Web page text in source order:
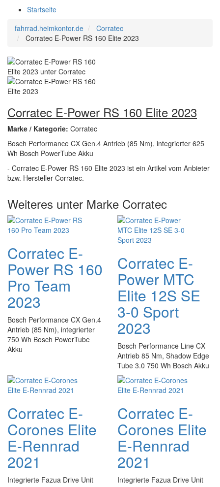
Startseite
fahrrad.heimkontor.de
Corratec
Corratec E-Power RS 160 Elite 2023
Corratec E-Power RS 160 Elite 2023
Marke / Kategorie: Corratec
Bosch Performance CX Gen.4 Antrieb (85 Nm), integrierter 625
Wh Bosch PowerTube Akku
- Corratec E-Power RS 160 Elite 2023 ist ein Artikel vom Anbieter
bzw. Hersteller Corratec.
Weiteres unter Marke Corratec
Corratec E-
Power RS 160
Pro Team
2023
Bosch Performance CX Gen.4
Antrieb (85 Nm), integrierter
750 Wh Bosch PowerTube
Akku
Corratec E-
Power MTC
Elite 12S SE
3-0 Sport
2023
Bosch Performance Line CX
Antrieb 85 Nm, Shadow Edge
Tube 3.0 750 Wh Bosch Akku
Corratec E-
Corones Elite
E-Rennrad
2021
Integrierte Fazua Drive Unit
Corratec E-
Corones Elite
E-Rennrad
2021
Integrierte Fazua Drive Unit